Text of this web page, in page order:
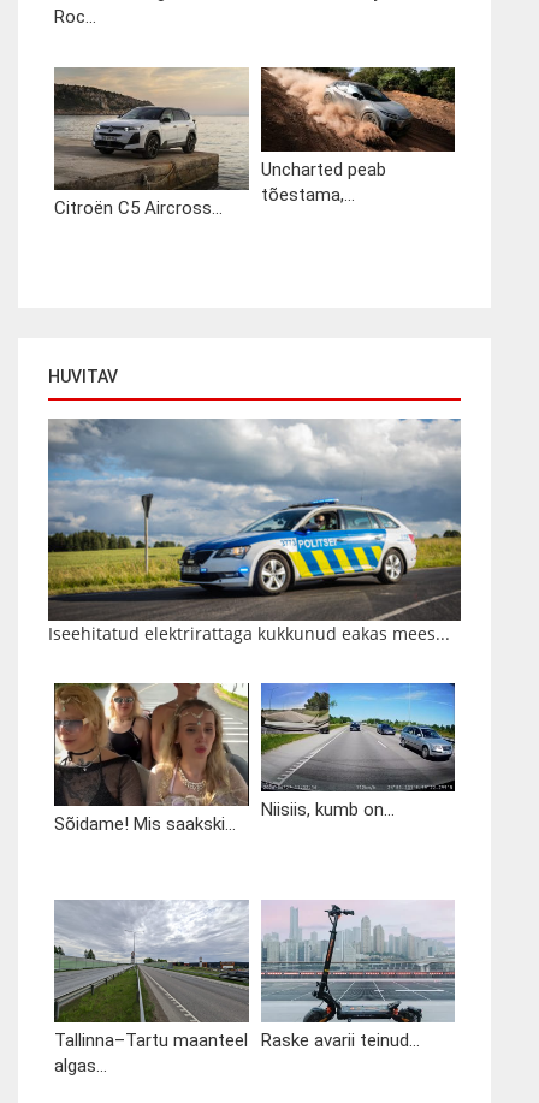
Roc...
Citroën C5 Aircross...
Uncharted peab
tõestama,...
HUVITAV
Iseehitatud elektrirattaga kukkunud eakas mees...
Sõidame! Mis saakski...
Niisiis, kumb on...
Tallinna–Tartu maanteel
algas...
Raske avarii teinud...